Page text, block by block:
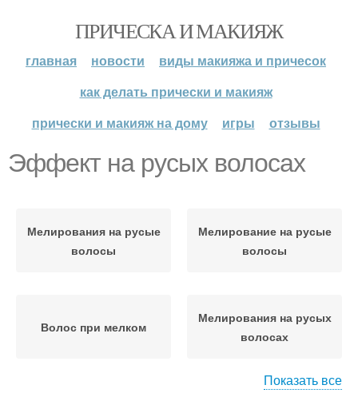
ПРИЧЕСКА И МАКИЯЖ
главная новости
виды макияжа и причесок
как делать прически и макияж
прически и макияж на дому
игры отзывы
Эффект на русых волосах
Мелирования на русые
волосы
Мелирование на русые
волосы
Волос при мелком
Мелирования на русых
волосах
Показать все